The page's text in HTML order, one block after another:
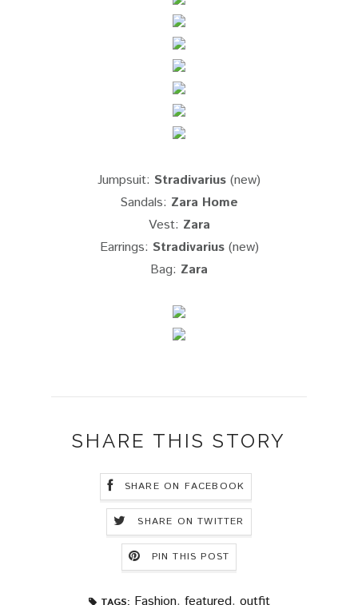
Jumpsuit: Stradivarius (new)
Sandals: Zara Home
Vest: Zara
Earrings: Stradivarius(new)
Bag: Zara
SHARE THIS STORY
SHARE ON FACEBOOK
SHARE ON TWITTER
PIN THIS POST
TAGS: Fashion, featured, outfit